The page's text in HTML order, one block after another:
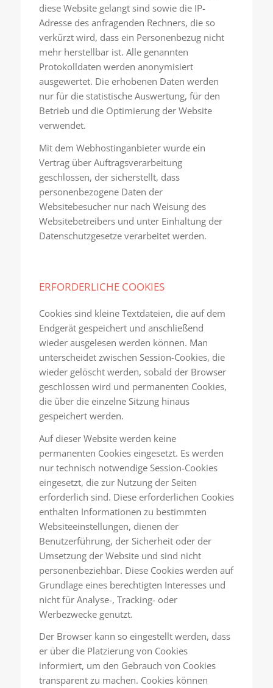
diese Website gelangt sind sowie die IP-
Adresse des anfragenden Rechners, die so
verkürzt wird, dass ein Personenbezug nicht
mehr herstellbar ist. Alle genannten
Protokolldaten werden anonymisiert
ausgewertet. Die erhobenen Daten werden
nur für die statistische Auswertung, für den
Betrieb und die Optimierung der Website
verwendet.
Mit dem Webhostinganbieter wurde ein
Vertrag über Auftragsverarbeitung
geschlossen, der sicherstellt, dass
personenbezogene Daten der
Websitebesucher nur nach Weisung des
Websitebetreibers und unter Einhaltung der
Datenschutzgesetze verarbeitet werden.
ERFORDERLICHE COOKIES
Cookies sind kleine Textdateien, die auf dem
Endgerät gespeichert und anschließend
wieder ausgelesen werden können. Man
unterscheidet zwischen Session-Cookies, die
wieder gelöscht werden, sobald der Browser
geschlossen wird und permanenten Cookies,
die über die einzelne Sitzung hinaus
gespeichert werden.
Auf dieser Website werden keine
permanenten Cookies eingesetzt. Es werden
nur technisch notwendige Session-Cookies
eingesetzt, die zur Nutzung der Seiten
erforderlich sind. Diese erforderlichen Cookies
enthalten Informationen zu bestimmten
Websiteeinstellungen, dienen der
Benutzerführung, der Sicherheit oder der
Umsetzung der Website und sind nicht
personenbeziehbar. Diese Cookies werden auf
Grundlage eines berechtigten Interesses und
nicht für Analyse-, Tracking- oder
Werbezwecke genutzt.
Der Browser kann so eingestellt werden, dass
er über die Platzierung von Cookies
informiert, um den Gebrauch von Cookies
transparent zu machen. Cookies können